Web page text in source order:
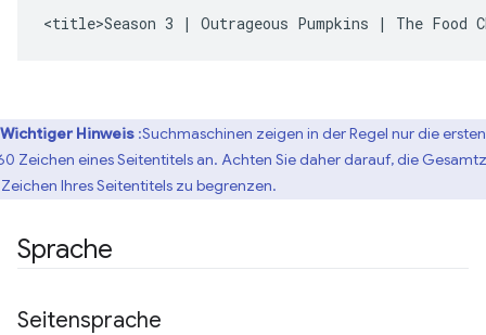
<title>Season 3 | Outrageous Pumpkins | The Food
Wichtiger Hinweis :Suchmaschinen zeigen in der Regel nur die
Zeichen eines Seitentitels an. Achten Sie daher darauf, die
Ihres Seitentitels zu begrenzen.
Sprache
Seitensprache